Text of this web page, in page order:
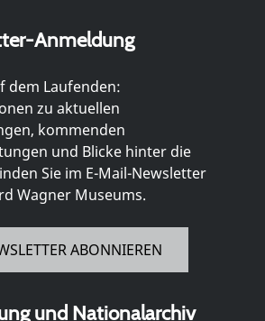
Anmeldung
dem Laufenden:
zu aktuellen
kommenden
und Blicke hinter die
Sie im E-Mail-Newsletter
Wagner Museums.
ABONNIEREN
und Nationalarchiv